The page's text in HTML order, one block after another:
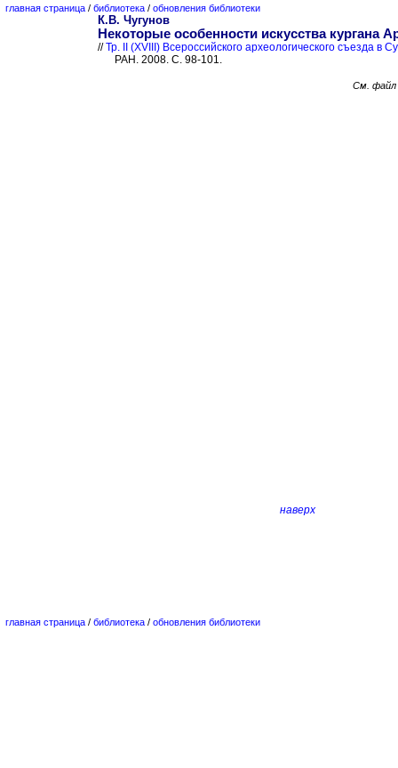
главная страница / библиотека / обновления библиотеки
К.В. Чугунов
Некоторые особенности искусства кургана
//Тр. II (XVIII) Всероссийского археологического съезда в
РАН. 2008. С. 98-101.
См. файл
наверх
главная страница / библиотека / обновления библиотеки